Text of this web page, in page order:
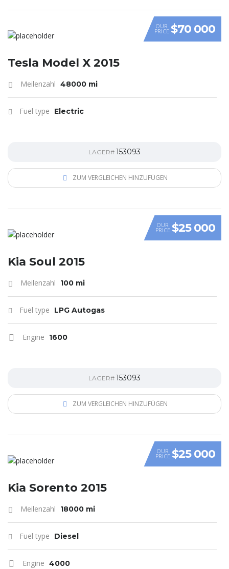
OUR
PRICE $70 000
Tesla Model X 2015
Meilenzahl 48000 mi
Fuel type Electric
LAGER# 153093
ZUM VERGLEICHEN HINZUFÜGEN
VIDEO
OUR
PRICE $25 000
Kia Soul 2015
Meilenzahl 100 mi
Fuel type LPG Autogas
Engine 1600
LAGER# 153093
ZUM VERGLEICHEN HINZUFÜGEN
OUR
PRICE $25 000
Kia Sorento 2015
Meilenzahl 18000 mi
Fuel type Diesel
Engine 4000